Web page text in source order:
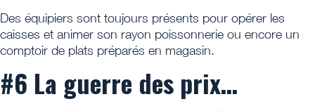
Des équipiers sont toujours présents pour opérer les
caisses et animer son rayon poissonnerie ou encore un
comptoir de plats préparés en magasin.
#6 La guerre des prix…